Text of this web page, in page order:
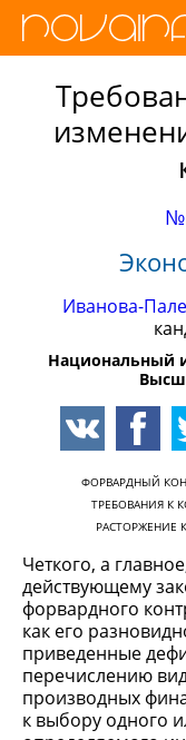
Иванова-
Национальный
ФОРВАРДНЫЙ
ТРЕБОВАНИЯ К
РАСТОРЖЕНИЕ
Четкого, а
действующему
форвардного
как его
приведенные
перечислению
производных
к выбору одного